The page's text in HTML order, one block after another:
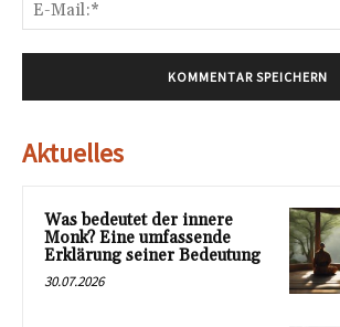
Aktuelles
Was bedeutet der innere
Monk? Eine umfassende
Erklärung seiner Bedeutung
30.07.2026